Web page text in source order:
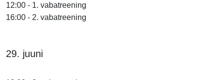
12:00 - 1. vabatreening
16:00 - 2. vabatreening
29. juuni